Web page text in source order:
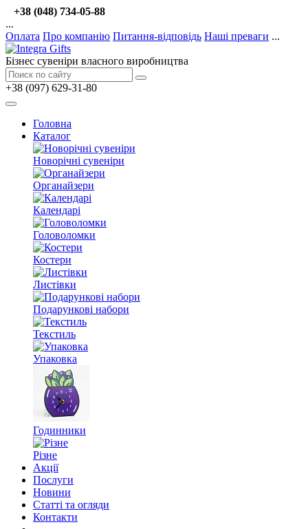
+38 (048) 734-05-88
...
Оплата Про компанію Питання-відповідь Наші преваги ...
Бізнес сувеніри власного виробництва
+38 (097) 629-31-80
Головна
Каталог
Новорічні сувеніри
Органайзери
Календарі
Головоломки
Костери
Листівки
Подарункові набори
Текстиль
Упаковка
Годинники
Різне
Акції
Послуги
Новини
Статті та огляди
Контакти